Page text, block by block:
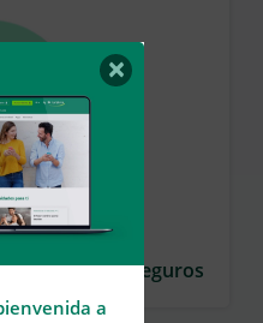
tus seguros
×
a